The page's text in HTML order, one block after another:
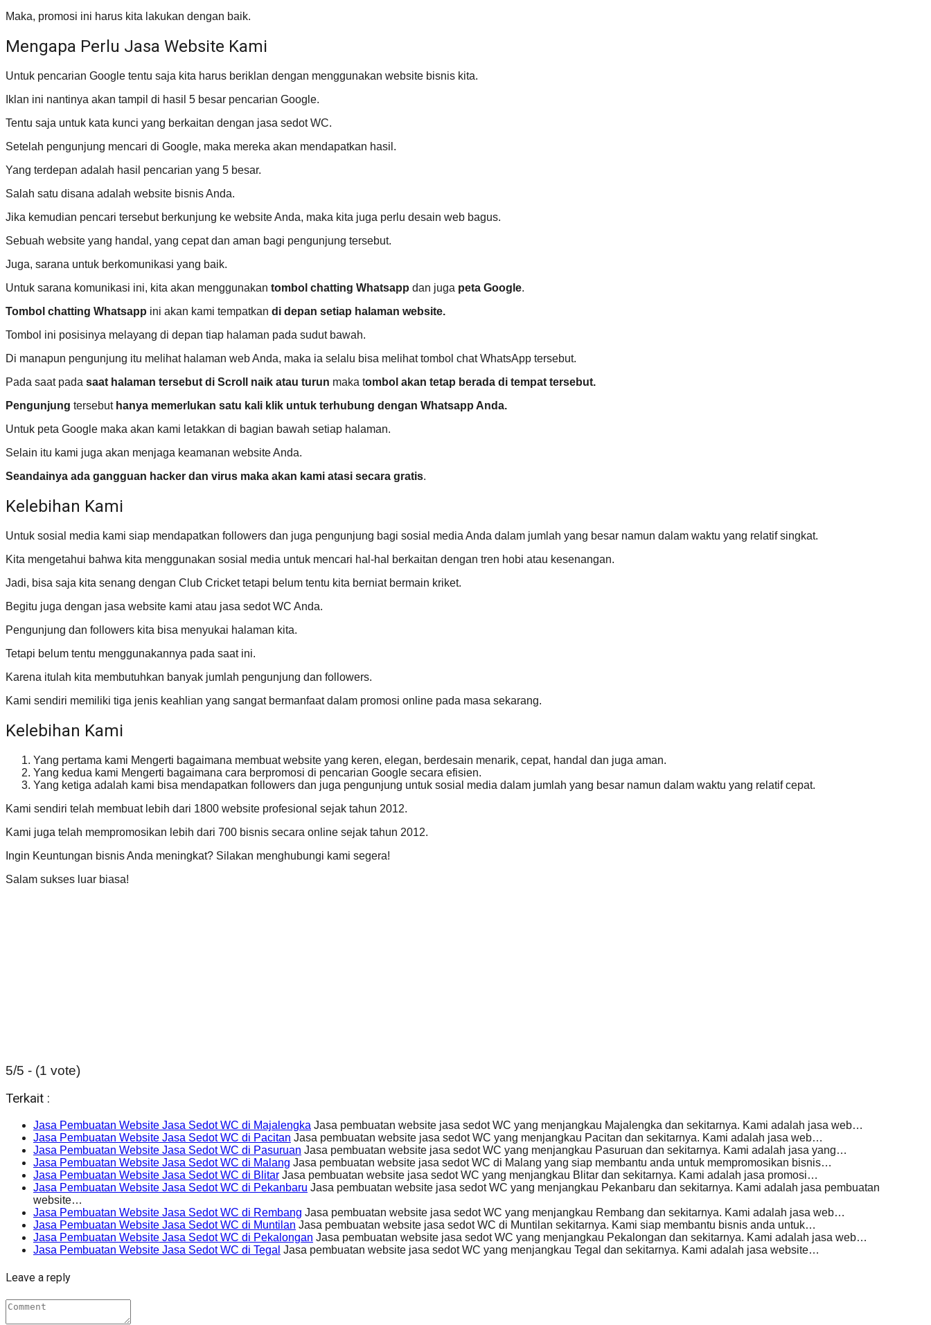
Maka, promosi ini harus kita lakukan dengan baik.
Mengapa Perlu Jasa Website Kami
Untuk pencarian Google tentu saja kita harus beriklan dengan menggunakan website bisnis kita.
Iklan ini nantinya akan tampil di hasil 5 besar pencarian Google.
Tentu saja untuk kata kunci yang berkaitan dengan jasa sedot WC.
Setelah pengunjung mencari di Google, maka mereka akan mendapatkan hasil.
Yang terdepan adalah hasil pencarian yang 5 besar.
Salah satu disana adalah website bisnis Anda.
Jika kemudian pencari tersebut berkunjung ke website Anda, maka kita juga perlu desain web bagus.
Sebuah website yang handal, yang cepat dan aman bagi pengunjung tersebut.
Juga, sarana untuk berkomunikasi yang baik.
Untuk sarana komunikasi ini, kita akan menggunakan tombol chatting Whatsapp dan juga peta Google.
Tombol chatting Whatsapp ini akan kami tempatkan di depan setiap halaman website.
Tombol ini posisinya melayang di depan tiap halaman pada sudut bawah.
Di manapun pengunjung itu melihat halaman web Anda, maka ia selalu bisa melihat tombol chat WhatsApp tersebut.
Pada saat pada saat halaman tersebut di Scroll naik atau turun maka tombol akan tetap berada di tempat tersebut.
Pengunjung tersebut hanya memerlukan satu kali klik untuk terhubung dengan Whatsapp Anda.
Untuk peta Google maka akan kami letakkan di bagian bawah setiap halaman.
Selain itu kami juga akan menjaga keamanan website Anda.
Seandainya ada gangguan hacker dan virus maka akan kami atasi secara gratis.
Kelebihan Kami
Untuk sosial media kami siap mendapatkan followers dan juga pengunjung bagi sosial media Anda dalam jumlah yang besar namun dalam waktu yang relatif singkat.
Kita mengetahui bahwa kita menggunakan sosial media untuk mencari hal-hal berkaitan dengan tren hobi atau kesenangan.
Jadi, bisa saja kita senang dengan Club Cricket tetapi belum tentu kita berniat bermain kriket.
Begitu juga dengan jasa website kami atau jasa sedot WC Anda.
Pengunjung dan followers kita bisa menyukai halaman kita.
Tetapi belum tentu menggunakannya pada saat ini.
Karena itulah kita membutuhkan banyak jumlah pengunjung dan followers.
Kami sendiri memiliki tiga jenis keahlian yang sangat bermanfaat dalam promosi online pada masa sekarang.
Kelebihan Kami
Yang pertama kami Mengerti bagaimana membuat website yang keren, elegan, berdesain menarik, cepat, handal dan juga aman.
Yang kedua kami Mengerti bagaimana cara berpromosi di pencarian Google secara efisien.
Yang ketiga adalah kami bisa mendapatkan followers dan juga pengunjung untuk sosial media dalam jumlah yang besar namun dalam waktu yang relatif cepat.
Kami sendiri telah membuat lebih dari 1800 website profesional sejak tahun 2012.
Kami juga telah mempromosikan lebih dari 700 bisnis secara online sejak tahun 2012.
Ingin Keuntungan bisnis Anda meningkat? Silakan menghubungi kami segera!
Salam sukses luar biasa!
5/5 - (1 vote)
Terkait :
Jasa Pembuatan Website Jasa Sedot WC di Majalengka Jasa pembuatan website jasa sedot WC yang menjangkau Majalengka dan sekitarnya. Kami adalah jasa web…
Jasa Pembuatan Website Jasa Sedot WC di Pacitan Jasa pembuatan website jasa sedot WC yang menjangkau Pacitan dan sekitarnya. Kami adalah jasa web…
Jasa Pembuatan Website Jasa Sedot WC di Pasuruan Jasa pembuatan website jasa sedot WC yang menjangkau Pasuruan dan sekitarnya. Kami adalah jasa yang…
Jasa Pembuatan Website Jasa Sedot WC di Malang Jasa pembuatan website jasa sedot WC di Malang yang siap membantu anda untuk mempromosikan bisnis…
Jasa Pembuatan Website Jasa Sedot WC di Blitar Jasa pembuatan website jasa sedot WC yang menjangkau Blitar dan sekitarnya. Kami adalah jasa promosi…
Jasa Pembuatan Website Jasa Sedot WC di Pekanbaru Jasa pembuatan website jasa sedot WC yang menjangkau Pekanbaru dan sekitarnya. Kami adalah jasa pembuatan
website…
Jasa Pembuatan Website Jasa Sedot WC di Rembang Jasa pembuatan website jasa sedot WC yang menjangkau Rembang dan sekitarnya. Kami adalah jasa web…
Jasa Pembuatan Website Jasa Sedot WC di Muntilan Jasa pembuatan website jasa sedot WC di Muntilan sekitarnya. Kami siap membantu bisnis anda untuk…
Jasa Pembuatan Website Jasa Sedot WC di Pekalongan Jasa pembuatan website jasa sedot WC yang menjangkau Pekalongan dan sekitarnya. Kami adalah jasa web…
Jasa Pembuatan Website Jasa Sedot WC di Tegal Jasa pembuatan website jasa sedot WC yang menjangkau Tegal dan sekitarnya. Kami adalah jasa website…
Leave a reply